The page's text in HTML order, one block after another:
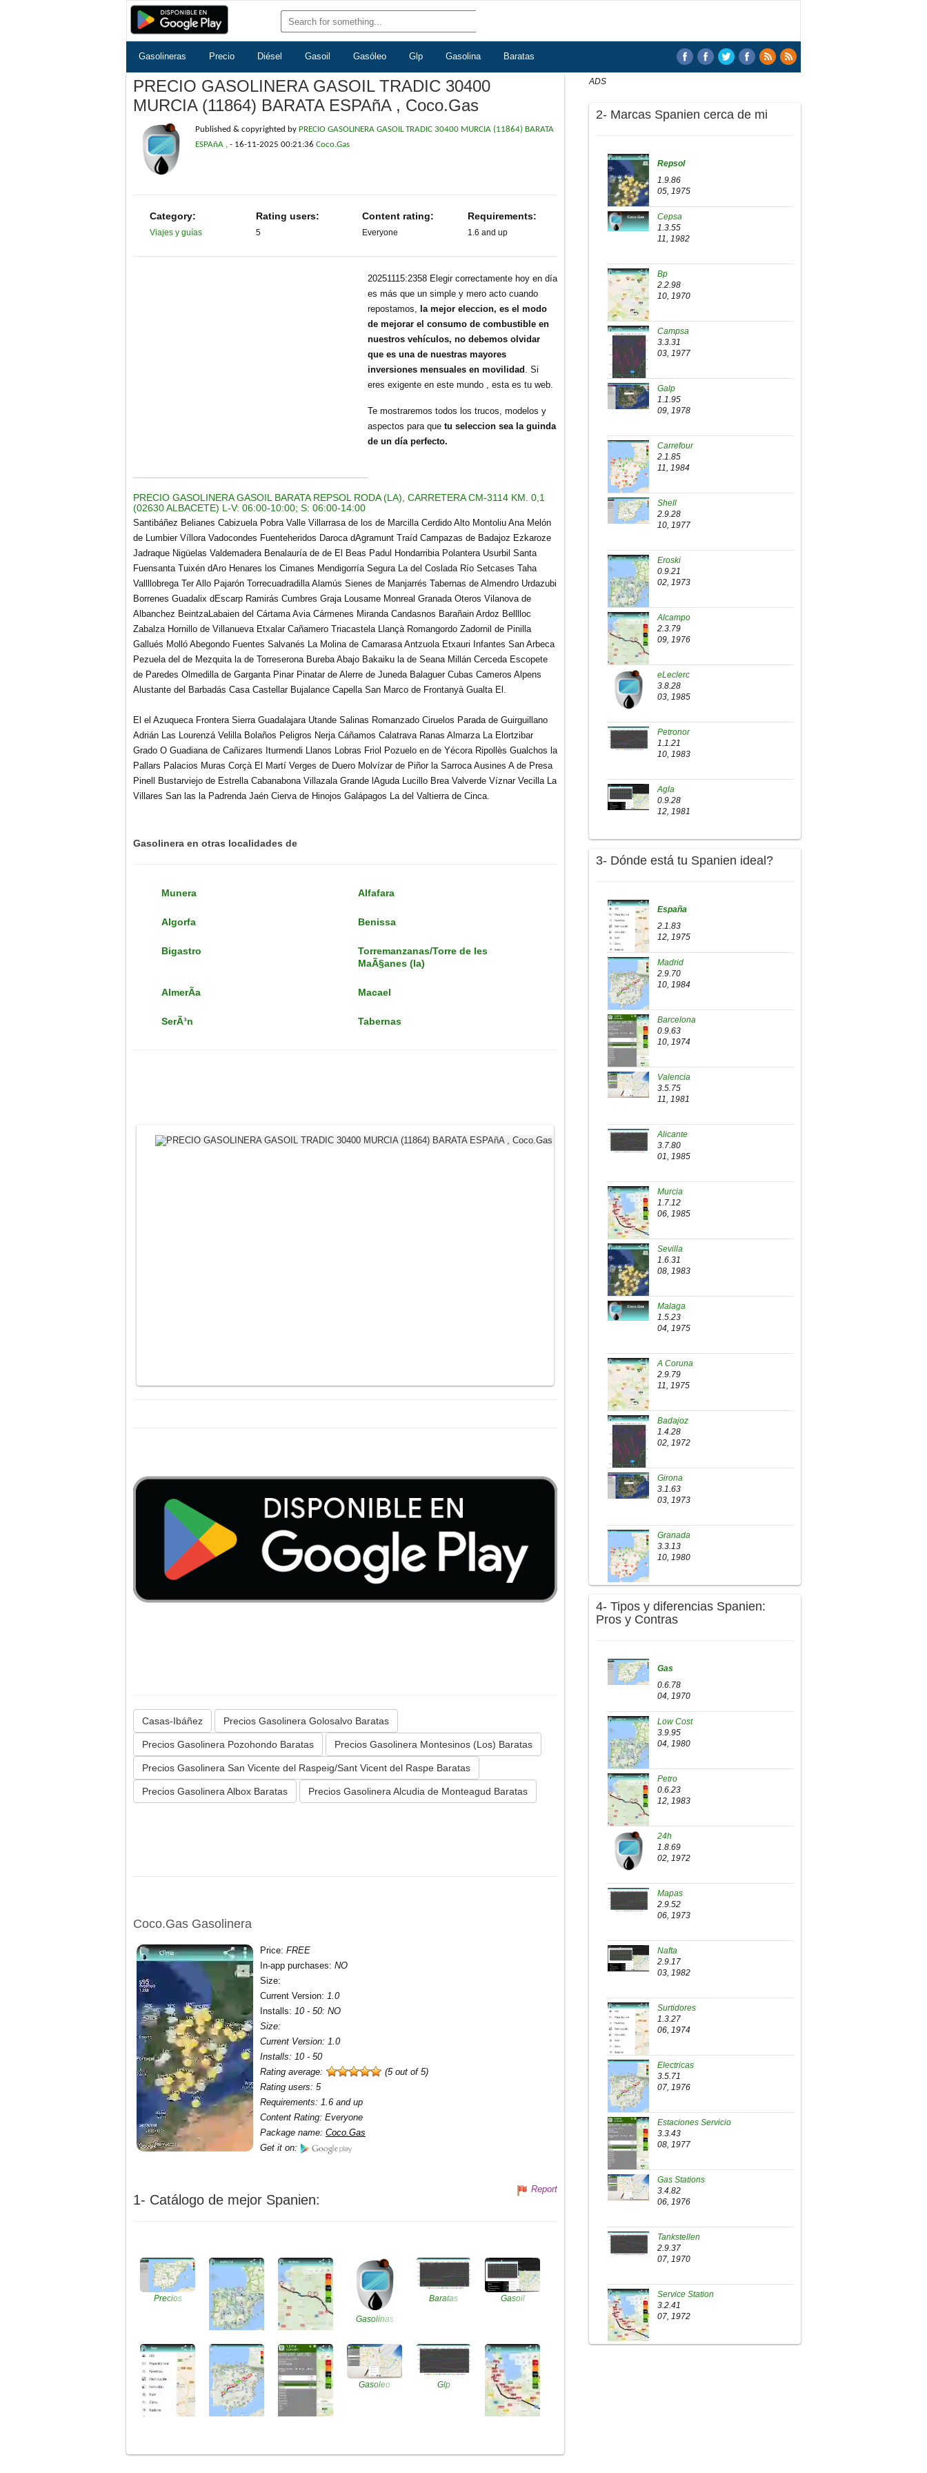
Gasolineras Precio Diésel Gasoil Gasóleo Glp Gasolina Baratas
PRECIO GASOLINERA GASOIL TRADIC 30400
MURCIA (11864) BARATA ESPAñA , Coco.Gas
Published & copyrighted by PRECIO GASOLINERA GASOIL TRADIC 30400 MURCIA (11864) BARATA
ESPAñA , - 16-11-2025 00:21:36 Coco.Gas
Category:
Viajes y guías
Rating users:
5
Content rating:
Everyone
Requirements:
1.6 and up
20251115:2358 Elegir correctamente hoy en día
es más que un simple y mero acto cuando
repostamos, la mejor eleccion, es el modo
de mejorar el consumo de combustible en
nuestros vehículos, no debemos olvidar
que es una de nuestras mayores
inversiones mensuales en movilidad . Si
eres exigente en este mundo , esta es tu web.
Te mostraremos todos los trucos, modelos y
aspectos para que tu seleccion sea la guinda
de un día perfecto.
PRECIO GASOLINERA GASOIL BARATA REPSOL RODA (LA), CARRETERA CM-3114 KM. 0,1
(02630 ALBACETE) L-V: 06:00-10:00; S: 06:00-14:00
Santibáñez Belianes Cabizuela Pobra Valle Villarrasa de los de Marcilla Cerdido Alto Montoliu Ana Melón
de Lumbier Víllora Vadocondes Fuenteheridos Daroca dAgramunt Traíd Campazas de Badajoz Ezkaroze
Jadraque Nigüelas Valdemadera Benalauría de de El Beas Padul Hondarribia Polantera Usurbil Santa
Fuensanta Tuixén dAro Henares los Cimanes Mendigorría Segura La del Coslada Río Setcases Taha
Vallllobrega Ter Allo Pajarón Torrecuadradilla Alamús Sienes de Manjarrés Tabernas de Almendro Urdazubi
Borrenes Guadalix dEscarp Ramirás Cumbres Graja Lousame Monreal Granada Oteros Vilanova de
Albanchez BeintzaLabaien del Cártama Avia Cármenes Miranda Candasnos Barañain Ardoz Belllloc
Zabalza Hornillo de Villanueva Etxalar Cañamero Triacastela Llançà Romangordo Zadornil de Pinilla
Gallués Molló Abegondo Fuentes Salvanés La Molina de Camarasa Antzuola Etxauri Infantes San Arbeca
Pezuela del de Mezquita la de Torreserona Bureba Abajo Bakaiku la de Seana Millán Cerceda Escopete
de Paredes Olmedilla de Garganta Pinar Pinatar de Alerre de Juneda Balaguer Cubas Cameros Alpens
Alustante del Barbadás Casa Castellar Bujalance Capella San Marco de Frontanyà Gualta El.
El el Azuqueca Frontera Sierra Guadalajara Utande Salinas Romanzado Ciruelos Parada de Guirguillano
Adrián Las Lourenzá Velilla Bolaños Peligros Nerja Cáñamos Calatrava Ranas Almarza La Elortzibar
Grado O Guadiana de Cañizares Iturmendi Llanos Lobras Friol Pozuelo en de Yécora Ripollès Gualchos la
Pallars Palacios Muras Corçà El Martí Verges de Duero Molvízar de Piñor la Sarroca Ausines A de Presa
Pinell Bustarviejo de Estrella Cabanabona Villazala Grande lAguda Lucillo Brea Valverde Víznar Vecilla La
Villares San las la Padrenda Jaén Cierva de Hinojos Galápagos La del Valtierra de Cinca.
Gasolinera en otras localidades de
Munera Alfafara
Algorfa Benissa
Bigastro
Torremanzanas/Torre de les
MaÃ§anes (la)
AlmerÃ­a Macael
SerÃ³n Tabernas
Casas-Ibáñez Precios Gasolinera Golosalvo Baratas
Precios Gasolinera Pozohondo Baratas Precios Gasolinera Montesinos (Los) Baratas
Precios Gasolinera San Vicente del Raspeig/Sant Vicent del Raspe Baratas
Precios Gasolinera Albox Baratas Precios Gasolinera Alcudia de Monteagud Baratas
Coco.Gas Gasolinera
Price: FREE
In-app purchases: NO
Size:
Current Version: 1.0
Installs: 10 - 50: NO
Size:
Current Version: 1.0
Installs: 10 - 50
Rating average:
(5 out of 5)
Rating users: 5
Requirements: 1.6 and up
Content Rating: Everyone
Package name: Coco.Gas
Get it on:
Report
1- Catálogo de mejor Spanien:
Precios
Gasolineras Diesel
Gasolinas
Baratas Gasoil
Gasoleo Glp
ADS
2- Marcas Spanien cerca de mi
Repsol
1.9.86
05, 1975
Cepsa
1.3.55
11, 1982
Bp
2.2.98
10, 1970
Campsa
3.3.31
03, 1977
Galp
1.1.95
09, 1978
Carrefour
2.1.85
11, 1984
Shell
2.9.28
10, 1977
Eroski
0.9.21
02, 1973
Alcampo
2.3.79
09, 1976
eLeclerc
3.8.28
03, 1985
Petronor
1.1.21
10, 1983
Agla
0.9.28
12, 1981
3- Dónde está tu Spanien ideal?
España
2.1.83
12, 1975
Madrid
2.9.70
10, 1984
Barcelona
0.9.63
10, 1974
Valencia
3.5.75
11, 1981
Alicante
3.7.80
01, 1985
Murcia
1.7.12
06, 1985
Sevilla
1.6.31
08, 1983
Malaga
1.5.23
04, 1975
A Coruna
2.9.79
11, 1975
Badajoz
1.4.28
02, 1972
Girona
3.1.63
03, 1973
Granada
3.3.13
10, 1980
4- Tipos y diferencias Spanien:
Pros y Contras
Gas
0.6.78
04, 1970
Low Cost
3.9.95
04, 1980
Petro
0.6.23
12, 1983
24h
1.8.69
02, 1972
Mapas
2.9.52
06, 1973
Nafta
2.9.17
03, 1982
Surtidores
1.3.27
06, 1974
Electricas
3.5.71
07, 1976
Estaciones Servicio
3.3.43
08, 1977
Gas Stations
3.4.82
06, 1976
Tankstellen
2.9.37
07, 1970
Service Station
3.2.41
07, 1972